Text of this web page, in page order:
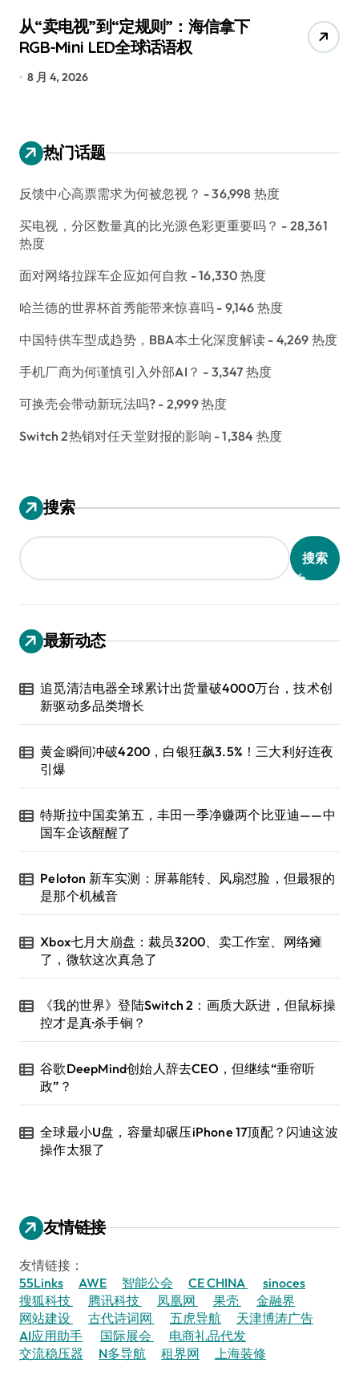
从“卖电视”到“定规则”：海信拿下
RGB-Mini LED全球话语权
8 月 4, 2026
热门话题
反馈中心高票需求为何被忽视？ - 36,998 热度
买电视，分区数量真的比光源色彩更重要吗？ - 28,361
热度
面对网络拉踩车企应如何自救 - 16,330 热度
哈兰德的世界杯首秀能带来惊喜吗 - 9,146 热度
中国特供车型成趋势，BBA本土化深度解读 - 4,269 热度
手机厂商为何谨慎引入外部AI？ - 3,347 热度
可换壳会带动新玩法吗? - 2,999 热度
Switch 2热销对任天堂财报的影响 - 1,384 热度
搜索
搜索
最新动态
追觅清洁电器全球累计出货量破4000万台，技术创
新驱动多品类增长
黄金瞬间冲破4200，白银狂飙3.5%！三大利好连夜
引爆
特斯拉中国卖第五，丰田一季净赚两个比亚迪——中
国车企该醒醒了
Peloton 新车实测：屏幕能转、风扇怼脸，但最狠的
是那个机械音
Xbox七月大崩盘：裁员3200、卖工作室、网络瘫
了，微软这次真急了
《我的世界》登陆Switch 2：画质大跃进，但鼠标操
控才是真·杀手锏？
谷歌DeepMind创始人辞去CEO，但继续“垂帘听
政”？
全球最小U盘，容量却碾压iPhone 17顶配？闪迪这波
操作太狠了
友情链接
友情链接：
55Links
AWE 智能公会 CE CHINA
sinoces
搜狐科技
腾讯科技 凤凰网 果壳
金融界
网站建设
古代诗词网 五虎导航
天津博涛广告
AI应用助手
国际展会
电商礼品代发
交流稳压器
N多导航 租界网 上海装修